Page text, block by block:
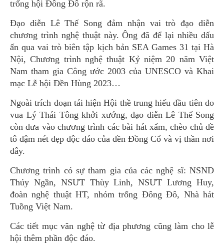
trống hội Đông Đô rộn rã.
Đạo diễn Lê Thế Song đảm nhận vai trò đạo diễn
chương trình nghệ thuật này. Ông đã để lại nhiều dấu
ấn qua vai trò biên tập kịch bản SEA Games 31 tại Hà
Nội, Chương trình nghệ thuật Kỷ niệm 20 năm Việt
Nam tham gia Công ước 2003 của UNESCO và Khai
mạc Lễ hội Đền Hùng 2023…
Ngoài trích đoạn tái hiện Hội thề trung hiếu đầu tiên do
vua Lý Thái Tông khởi xướng, đạo diễn Lê Thế Song
còn đưa vào chương trình các bài hát xẩm, chèo chủ đề
tô đậm nét đẹp độc đáo của đền Đồng Cổ và vị thần nơi
đây.
Chương trình có sự tham gia của các nghệ sĩ: NSND
Thúy Ngần, NSƯT Thùy Linh, NSƯT Lương Huy,
đoàn nghệ thuật HT, nhóm trống Đông Đô, Nhà hát
Tuồng Việt Nam.
Các tiết mục văn nghệ từ địa phương cũng làm cho lễ
hội thêm phần độc đáo.